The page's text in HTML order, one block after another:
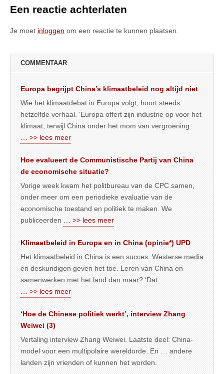
Een reactie achterlaten
Je moet inloggen om een reactie te kunnen plaatsen.
COMMENTAAR
Europa begrijpt China’s klimaatbeleid nog altijd niet
Wie het klimaatdebat in Europa volgt, hoort steeds
hetzelfde verhaal. ‘Europa offert zijn industrie op voor het
klimaat, terwijl China onder het mom van vergroening
… >> lees meer
Hoe evalueert de Communistische Partij van China
de economische situatie?
Vorige week kwam het politbureau van de CPC samen,
onder meer om een periodieke evaluatie van de
economische toestand en politiek te maken. We
publiceerden
… >> lees meer
Klimaatbeleid in Europa en in China (opinie*) UPD
Het klimaatbeleid in China is een succes. Westerse media
en deskundigen geven het toe. Leren van China en
samenwerken met het land dan maar? ‘Dat
… >> lees meer
‘Hoe de Chinese politiek werkt’, interview Zhang
Weiwei (3)
Vertaling interview Zhang Weiwei. Laatste deel: China-
model voor een multipolaire wereldorde. En … andere
landen zijn vrienden of kunnen het worden.